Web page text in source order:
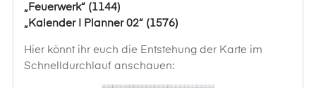
„Feuerwerk“ (1144)
„Kalender | Planner 02“ (1576)
Hier könnt ihr euch die Entstehung der Karte im
Schnelldurchlauf anschauen: